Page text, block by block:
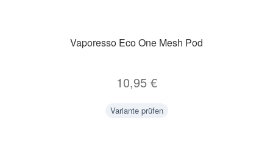
Vaporesso Eco One Mesh Pod
10,95 €
Variante prüfen